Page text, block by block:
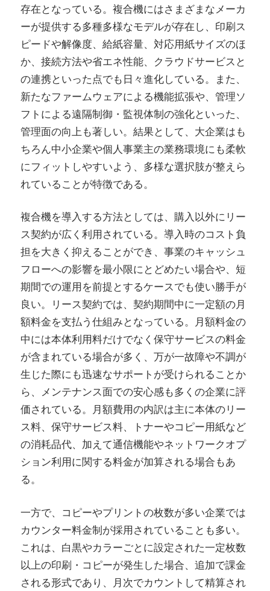
存在となっている。複合機にはさまざまなメーカ
ーが提供する多種多様なモデルが存在し、印刷ス
ピードや解像度、給紙容量、対応用紙サイズのほ
か、接続方法や省エネ性能、クラウドサービスと
の連携といった点でも日々進化している。また、
新たなファームウェアによる機能拡張や、管理ソ
フトによる遠隔制御・監視体制の強化といった、
管理面の向上も著しい。結果として、大企業はも
ちろん中小企業や個人事業主の業務環境にも柔軟
にフィットしやすいよう、多様な選択肢が整えら
れていることが特徴である。
複合機を導入する方法としては、購入以外にリー
ス契約が広く利用されている。導入時のコスト負
担を大きく抑えることができ、事業のキャッシュ
フローへの影響を最小限にとどめたい場合や、短
期間での運用を前提とするケースでも使い勝手が
良い。リース契約では、契約期間中に一定額の月
額料金を支払う仕組みとなっている。月額料金の
中には本体利用料だけでなく保守サービスの料金
が含まれている場合が多く、万が一故障や不調が
生じた際にも迅速なサポートが受けられることか
ら、メンテナンス面での安心感も多くの企業に評
価されている。月額費用の内訳は主に本体のリー
ス料、保守サービス料、トナーやコピー用紙など
の消耗品代、加えて通信機能やネットワークオプ
ション利用に関する料金が加算される場合もあ
る。
一方で、コピーやプリントの枚数が多い企業では
カウンター料金制が採用されていることも多い。
これは、白黒やカラーごとに設定された一定枚数
以上の印刷・コピーが発生した場合、追加で課金
される形式であり、月次でカウントして精算され